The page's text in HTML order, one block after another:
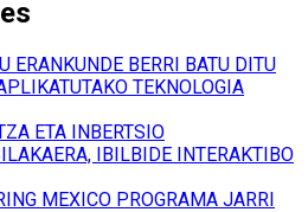
ERANKUNDE BERRI BATU DITU
TEKNOLOGIA
ETA INBERTSIO
IBILBIDE INTERAKTIBO
MEXICO PROGRAMA JARRI